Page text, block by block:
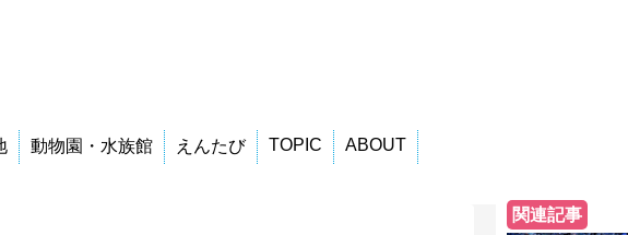
動物園・水族館 えんたび TOPIC ABOUT
関連記事